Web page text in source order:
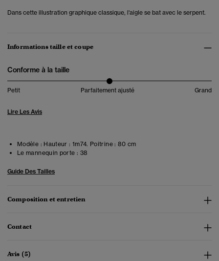
Dans cette illustration graphique classique, l'aigle se bat avec le serpent.
Informations taille et coupe
Conforme à la taille
Petit Parfaitement ajusté Grand
Lire Les Avis
Modèle : Hauteur : 1m74. Poitrine : 80 cm
Le mannequin porte : 38
Guide Des Tailles
Composition et entretien
Contact
Avis (5)